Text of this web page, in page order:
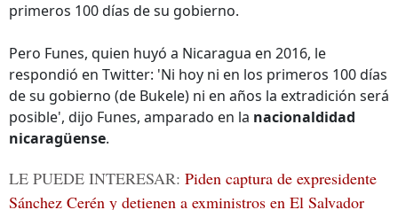
primeros 100 días de su gobierno.
Pero Funes, quien huyó a Nicaragua en 2016, le
respondió en Twitter: 'Ni hoy ni en los primeros 100 días
de su gobierno (de Bukele) ni en años la extradición será
posible', dijo Funes, amparado en la nacionaldidad
nicaragüense.
LE PUEDE INTERESAR: Piden captura de expresidente
Sánchez Cerén y detienen a exministros en El Salvador